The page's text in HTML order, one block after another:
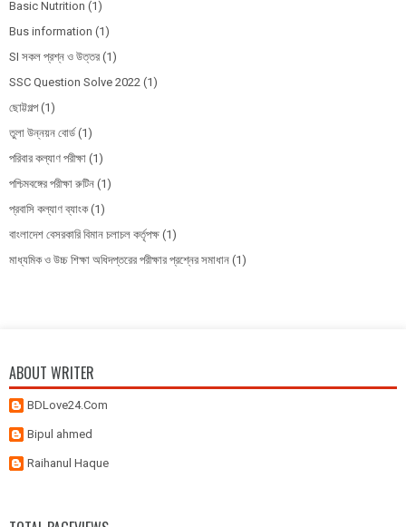
Basic Nutrition (1)
Bus information (1)
SI সকল প্রশ্ন ও উত্তর (1)
SSC Question Solve 2022 (1)
ছোট্টগল্প (1)
তুলা উন্নয়ন বোর্ড (1)
পরিবার কল্যাণ পরীক্ষা (1)
পশ্চিমবঙ্গের পরীক্ষা রুটিন (1)
প্রবাসি কল্যাণ ব্যাংক (1)
বাংলাদেশ বেসরকারি বিমান চলাচল কর্তৃপক্ষ (1)
মাধ্যমিক ও উচ্চ শিক্ষা অধিদপ্তরের পরীক্ষার প্রশ্নের সমাধান (1)
ABOUT WRITER
BDLove24.Com
Bipul ahmed
Raihanul Haque